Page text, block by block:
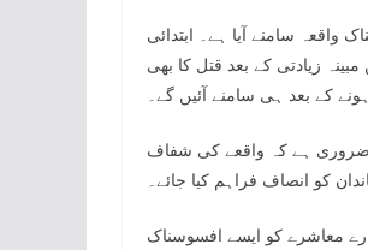
سامنے آیا ہے۔ ابتدائی
زیادتی کے بعد قتل کا بھی
کے بعد ہی سامنے آئیں گے۔
ضروری ہے کہ واقعے کی شفاف
کو انصاف فراہم کیا جائے۔
معاشرے کو ایسے افسوسناک